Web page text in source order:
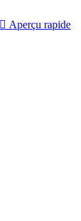
 Aperçu rapide